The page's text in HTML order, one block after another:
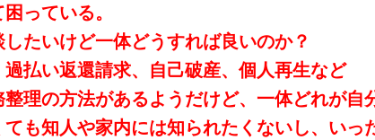
っている。
たいけど一体どうすれば良いのか？
過払い返還請求、自己破産、個人再生など
理の方法があるようだけど、一体どれが自
も知人や家内には知られたくないし、いっ